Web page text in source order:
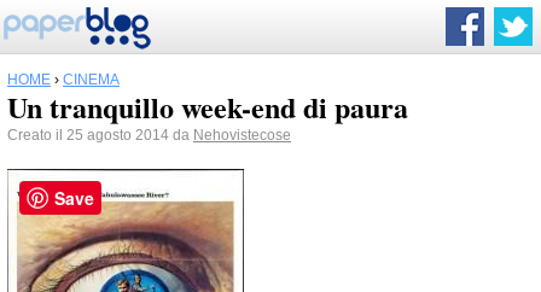
HOME › CINEMA
Un tranquillo week-end di paura
Creato il 25 agosto 2014 da Nehovistecose
Save